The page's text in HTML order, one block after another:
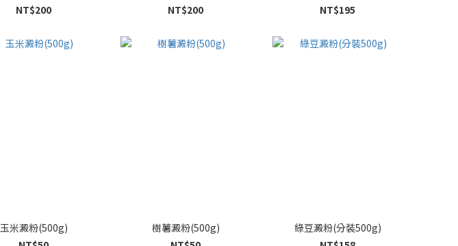
NT$200
NT$200
NT$195
玉米澱粉(500g)
樹薯澱粉(500g)
綠豆澱粉(分裝500g)